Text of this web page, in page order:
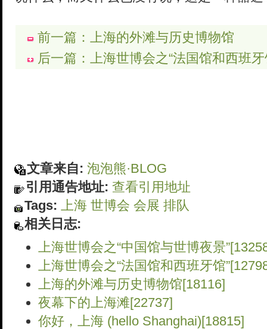
前一篇：上海的外滩与历史博物馆
后一篇：上海世博会之“法国馆和西班牙
文章来自: 泡泡熊·BLOG
引用通告地址: 查看引用地址
Tags: 上海 世博会 会展 排队
相关日志:
上海世博会之“中国馆与世博夜景
上海世博会之“法国馆和西班牙馆
上海的外滩与历史博物馆[18116]
夜幕下的上海滩[22737]
你好，上海 (hello Shanghai)[18815]